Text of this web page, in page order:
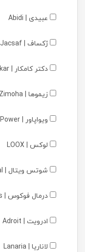
عبیدی | Abidi
ژکساف | Jacsaf
دکتر کامکار | Dr . Kamkar
زیموها | Zimoha
ویواپاور | VivaPower
لوکس | LOOX
شوتس ویتال | Schutz Vital
درمال فوکوس | Dermal Focus
ادرویت | Adroit
لاناریا | Lanaria